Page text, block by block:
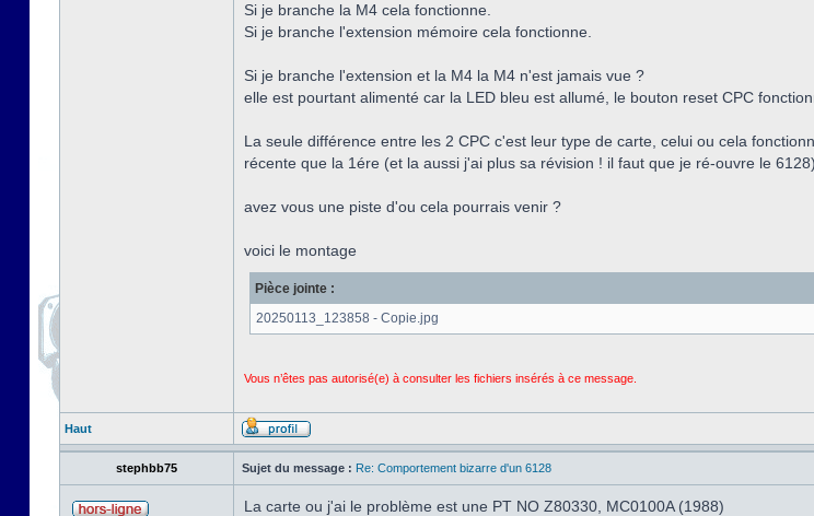
Si je branche la M4 cela fonctionne.
Si je branche l'extension mémoire cela fonctionne.
Si je branche l'extension et la M4 la M4 n'est jamais vue ?
elle est pourtant alimenté car la LED bleu est allumé, le bouton reset CPC
La seule différence entre les 2 CPC c'est leur type de carte, celui ou cela
récente que la 1ére (et la aussi j'ai plus sa révision ! il faut que je ré-ouvre le 6128)
avez vous une piste d'ou cela pourrais venir ?
voici le montage
Pièce jointe :
20250113_123858 - Copie.jpg
Vous n’êtes pas autorisé(e) à consulter les fichiers insérés à ce message.
Haut
stephbb75 Sujet du message : Re: Comportement bizarre d'un 6128
La carte ou j'ai le problème est une PT NO Z80330, MC0100A (1988)